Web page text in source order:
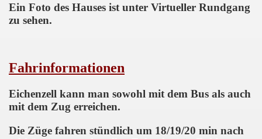
Ein Foto des Hauses ist unter Virtueller Rundgang
zu sehen.
Fahrinformationen
Eichenzell kann man sowohl mit dem Bus als auch
mit dem Zug erreichen.
Die Züge fahren stündlich um 18/19/20 min nach